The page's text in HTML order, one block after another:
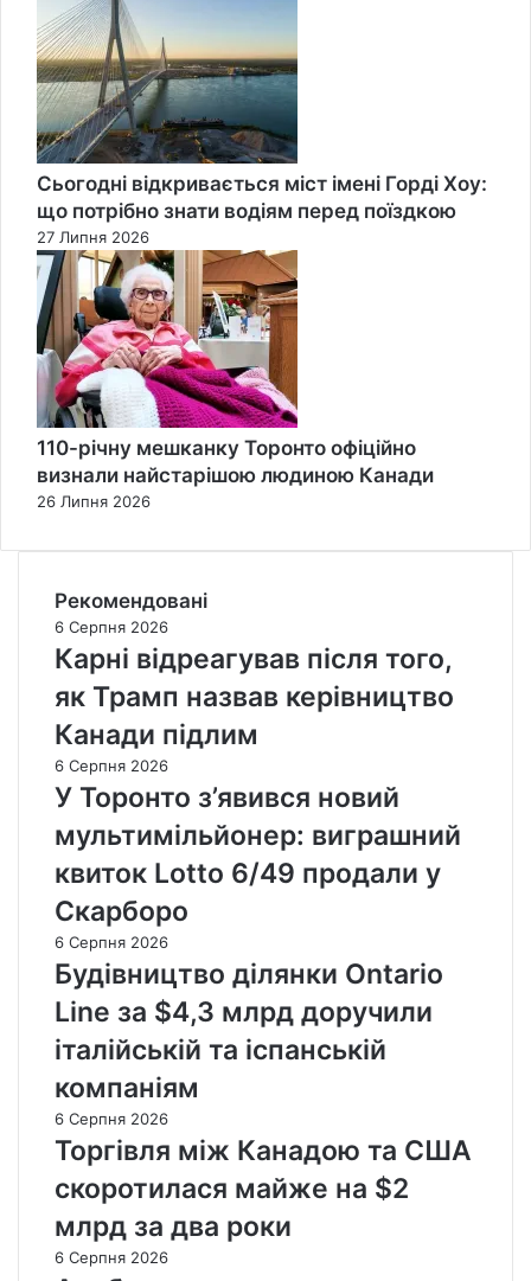
Сьогодні відкривається міст імені Горді Хоу:
що потрібно знати водіям перед поїздкою
27 Липня 2026
110-річну мешканку Торонто офіційно
визнали найстарішою людиною Канади
26 Липня 2026
Рекомендовані
6 Серпня 2026
Карні відреагував після того,
як Трамп назвав керівництво
Канади підлим
6 Серпня 2026
У Торонто з’явився новий
мультимільйонер: виграшний
квиток Lotto 6/49 продали у
Скарборо
6 Серпня 2026
Будівництво ділянки Ontario
Line за $4,3 млрд доручили
італійській та іспанській
компаніям
6 Серпня 2026
Торгівля між Канадою та США
скоротилася майже на $2
млрд за два роки
6 Серпня 2026